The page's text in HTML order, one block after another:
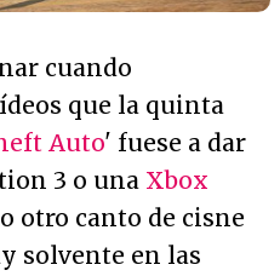
cuando
que la quinta
Auto' fuese a dar
3 o una Xbox
otro canto de cisne
solvente en las